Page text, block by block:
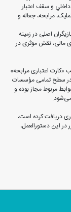
داخلي و سقف اعتبار
مرابحه، جعاله و
اصلی در زمینه
مالی، نقش موثری در
اعتباری مرابحه»
میلیون تومان (3000،000،000 ریال) در سطح تمامی مؤسسات
مربوط مجاز بوده و
دریافت کرده است،
این دستورالعمل،